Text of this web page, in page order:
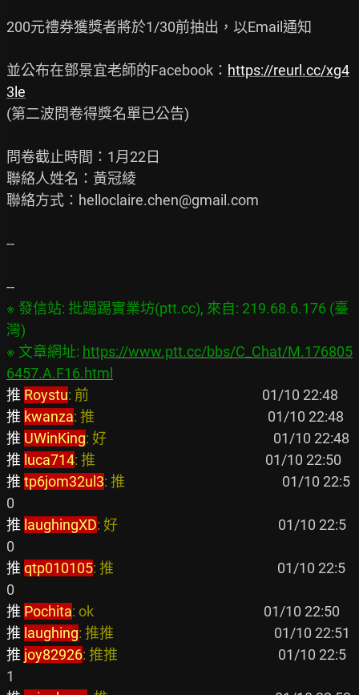
200元禮券獲獎者將於1/30前抽出，以Email通知
並公布在鄧景宜老師的Facebook： https://reurl.cc/xg4
3le
(第二波問卷得獎名單已公告)
問卷截止時間：1月22日
聯絡人姓名：黃冠綾
聯絡方式：helloclaire.chen@gmail.com
--
※ 發信站: 批踢踢實業坊(ptt.cc), 來自: 219.68.6.176 (臺
灣)
※ 文章網址: https://www.ptt.cc/bbs/C_Chat/M.176805
6457.A.F16.html
推 Roystu: 前
推 kwanza: 推
推 UWinKing: 好
推 luca714: 推
推 tp6jom32ul3: 推
01/10 22:5
推 laughingXD: 好
01/10 22:5
推 qtp010105: 推
01/10 22:5
推 Pochita: ok
推 laughing: 推推
推 joy82926: 推推
01/10 22:5